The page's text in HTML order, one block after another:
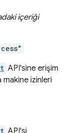
içeriği
API'sine erişim
izinleri
API'si